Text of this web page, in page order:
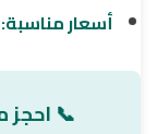
أسعار مناسبة:
📞 احجز